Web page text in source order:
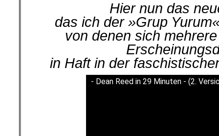
Hier nun das
das ich der »Grup
von denen sich
in Haft in der
- Dean Reed in 29 Minuten - (2.